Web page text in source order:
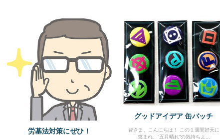
労基法対策にぜひ！
グッドアイデア 缶バッチ
皆さま、こんにちは！ この１週間好天に
恵まれ、”五月晴れ”の気持ちよ...